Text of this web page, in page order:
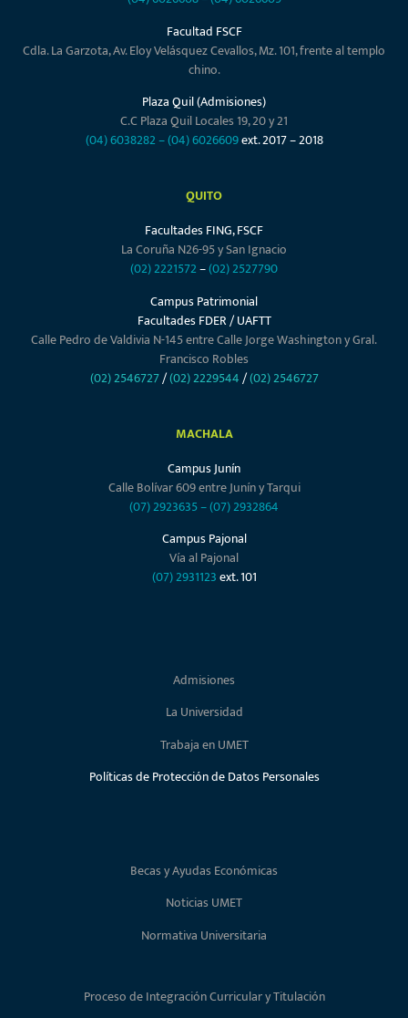
Facultad FSCF
Cdla. La Garzota, Av. Eloy Velásquez Cevallos, Mz. 101, frente al templo
chino.
Plaza Quil (Admisiones)
C.C Plaza Quil Locales 19, 20 y 21
(04) 6038282–(04) 6026609ext. 2017 – 2018
QUITO
Facultades FING, FSCF
La Coruña N26-95 y San Ignacio
(02) 2221572–(02) 2527790
Campus Patrimonial
Facultades FDER / UAFTT
Calle Pedro de Valdivia N-145 entre Calle Jorge Washington y Gral.
Francisco Robles
(02) 2546727/(02) 2229544/(02) 2546727
MACHALA
Campus Junín
Calle Bolívar 609 entre Junín y Tarqui
(07) 2923635–(07) 2932864
Campus Pajonal
Vía al Pajonal
(07) 2931123ext. 101
Admisiones
La Universidad
Trabaja en UMET
Políticas de Protección de Datos Personales
Becas y Ayudas Económicas
Noticias UMET
Normativa Universitaria
Proceso de Integración Curricular y Titulación